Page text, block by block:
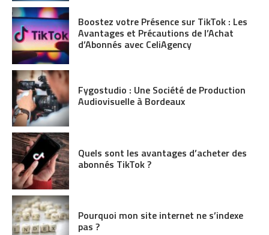
Boostez votre Présence sur TikTok : Les
Avantages et Précautions de l’Achat
d’Abonnés avec CeliAgency
Fygostudio : Une Société de Production
Audiovisuelle à Bordeaux
Quels sont les avantages d’acheter des
abonnés TikTok ?
Pourquoi mon site internet ne s’indexe
pas ?